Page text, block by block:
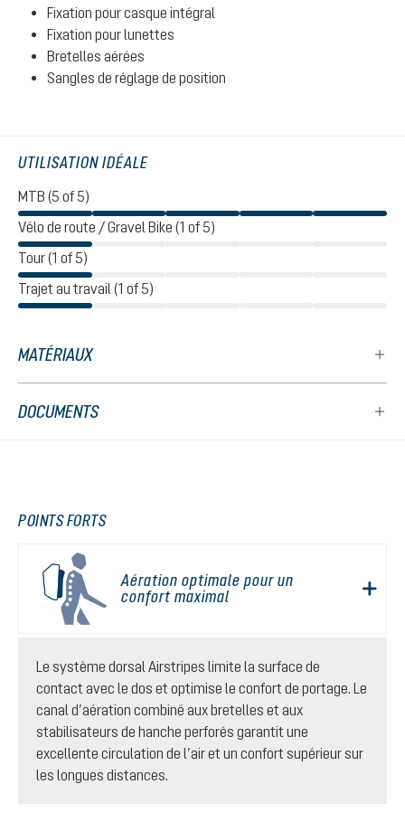
Fixation pour casque intégral
Fixation pour lunettes
Bretelles aérées
Sangles de réglage de position
UTILISATION IDÉALE
MTB (5 of 5)
Vélo de route / Gravel Bike (1 of 5)
Tour (1 of 5)
Trajet au travail (1 of 5)
MATÉRIAUX
DOCUMENTS
POINTS FORTS
Aération optimale pour un
confort maximal
Le système dorsal Airstripes limite la surface de
contact avec le dos et optimise le confort de portage. Le
canal d’aération combiné aux bretelles et aux
stabilisateurs de hanche perforés garantit une
excellente circulation de l’air et un confort supérieur sur
les longues distances.